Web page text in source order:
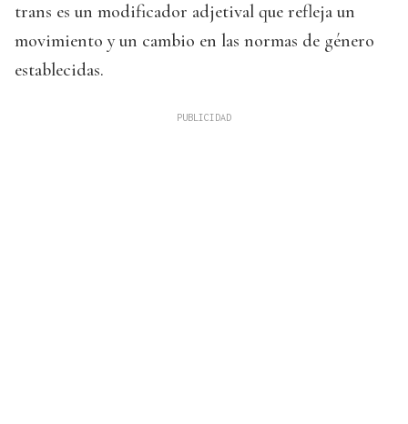
trans es un modificador adjetival que refleja un
movimiento y un cambio en las normas de género
establecidas.